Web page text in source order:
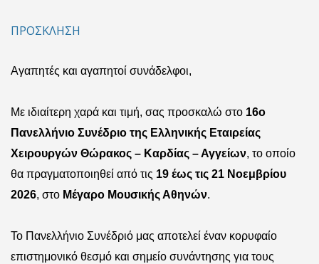
ΠΡΟΣΚΛΗΣΗ
Αγαπητές και αγαπητοί συνάδελφοι,
Με ιδιαίτερη χαρά και τιμή, σας προσκαλώ στο 16ο
Πανελλήνιο Συνέδριο της Ελληνικής Εταιρείας
Χειρουργών Θώρακος – Καρδίας – Αγγείων, το οποίο
θα πραγματοποιηθεί από τις 19 έως τις 21 Νοεμβρίου
2026, στο Μέγαρο Μουσικής Αθηνών.
Το Πανελλήνιο Συνέδριό μας αποτελεί έναν κορυφαίο
επιστημονικό θεσμό και σημείο συνάντησης για τους